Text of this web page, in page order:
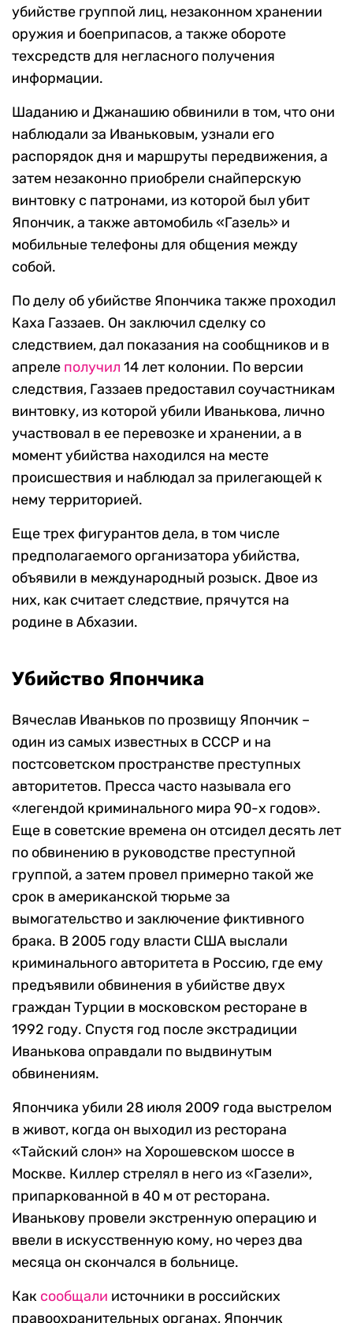
убийстве группой лиц, незаконном хранении
оружия и боеприпасов, а также обороте
техсредств для негласного получения
информации.
Шаданию и Джанашию обвинили в том, что они
наблюдали за Иваньковым, узнали его
распорядок дня и маршруты передвижения, а
затем незаконно приобрели снайперскую
винтовку с патронами, из которой был убит
Япончик, а также автомобиль «Газель» и
мобильные телефоны для общения между
собой.
По делу об убийстве Япончика также проходил
Каха Газзаев. Он заключил сделку со
следствием, дал показания на сообщников и в
апреле получил 14 лет колонии. По версии
следствия, Газзаев предоставил соучастникам
винтовку, из которой убили Иванькова, лично
участвовал в ее перевозке и хранении, а в
момент убийства находился на месте
происшествия и наблюдал за прилегающей к
нему территорией.
Еще трех фигурантов дела, в том числе
предполагаемого организатора убийства,
объявили в международный розыск. Двое из
них, как считает следствие, прячутся на
родине в Абхазии.
Убийство Япончика
Вячеслав Иваньков по прозвищу Япончик –
один из самых известных в СССР и на
постсоветском пространстве преступных
авторитетов. Пресса часто называла его
«легендой криминального мира 90-х годов».
Еще в советские времена он отсидел десять лет
по обвинению в руководстве преступной
группой, а затем провел примерно такой же
срок в американской тюрьме за
вымогательство и заключение фиктивного
брака. В 2005 году власти США выслали
криминального авторитета в Россию, где ему
предъявили обвинения в убийстве двух
граждан Турции в московском ресторане в
1992 году. Спустя год после экстрадиции
Иванькова оправдали по выдвинутым
обвинениям.
Япончика убили 28 июля 2009 года выстрелом
в живот, когда он выходил из ресторана
«Тайский слон» на Хорошевском шоссе в
Москве. Киллер стрелял в него из «Газели»,
припаркованной в 40 м от ресторана.
Иванькову провели экстренную операцию и
ввели в искусственную кому, но через два
месяца он скончался в больнице.
Как сообщали источники в российских
правоохранительных органах, Япончик